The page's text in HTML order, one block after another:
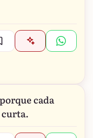
cada
curta.